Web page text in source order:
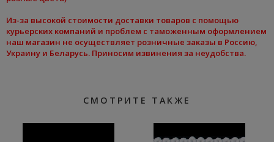
Из-за высокой стоимости доставки товаров с помощью
курьерских компаний и проблем с таможенным оформлением
наш магазин не осуществляет розничные заказы в Россию,
Украину и Беларусь. Приносим извинения за неудобства.
СМОТРИТЕ ТАКЖЕ